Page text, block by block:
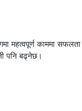
महत्वपूर्ण काममा सफलता
पनि बढ्नेछ।